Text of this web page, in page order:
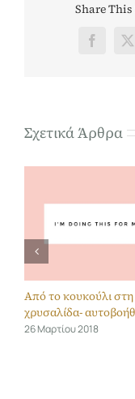
Share
Facebook
X
Σχετικά Άρθρα
υπενθύμιση
2017